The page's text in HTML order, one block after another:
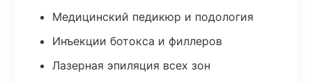
Медицинский педикюр и подология
Инъекции ботокса и филлеров
Лазерная эпиляция всех зон